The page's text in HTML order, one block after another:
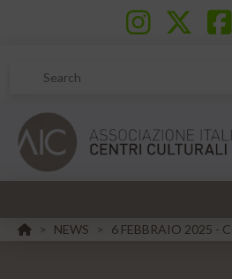
Search
HOME
> NEWS > 6 FEBBRAIO 2025 -